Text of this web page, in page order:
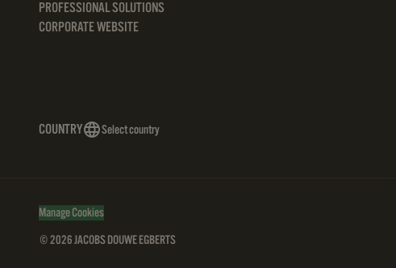
PROFESSIONAL SOLUTIONS
CORPORATE WEBSITE
COUNTRY Select country
Manage Cookies
© 2026 JACOBS DOUWE EGBERTS